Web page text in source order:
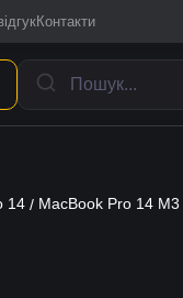
Контакти
14 / MacBook Pro 14 M3